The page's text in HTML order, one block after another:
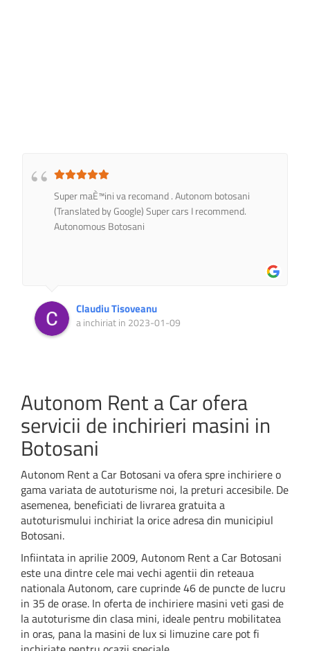
Super maÈ™ini va recomand . Autonom botosani
(Translated by Google) Super cars I recommend.
Autonomous Botosani
Claudiu Tisoveanu
a inchiriat in 2023-01-09
Autonom Rent a Car ofera
servicii de inchirieri masini in
Botosani
Autonom Rent a Car Botosani va ofera spre inchiriere o
gama variata de autoturisme noi, la preturi accesibile. De
asemenea, beneficiati de livrarea gratuita a
autoturismului inchiriat la orice adresa din municipiul
Botosani.
Infiintata in aprilie 2009, Autonom Rent a Car Botosani
este una dintre cele mai vechi agentii din reteaua
nationala Autonom, care cuprinde 46 de puncte de lucru
in 35 de orase. In oferta de inchiriere masini veti gasi de
la autoturisme din clasa mini, ideale pentru mobilitatea
in oras, pana la masini de lux si limuzine care pot fi